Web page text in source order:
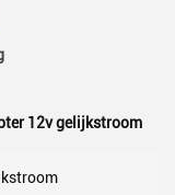
12v gelijkstroom